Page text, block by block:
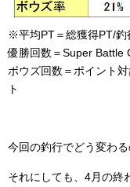
※平均PT＝総獲得PT/釣
優勝回数＝Super Battle
ボウズ回数＝ポイント
ト
今回の釣行でどう変わる
それにしても、4月の終